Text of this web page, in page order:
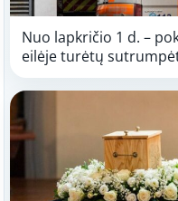
Nuo lapkričio 1 d. –
eilėje turėtų